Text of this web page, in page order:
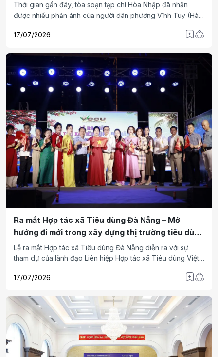
Thời gian gần đây, tòa soạn tạp chí Hòa Nhập đã nhận
được nhiều phản ánh của người dân phường Vĩnh Tuy (Hà
trên đất nông nghiệp tại khu vực Tân Khai. Các công trình
đặt ra yêu cầu tăng cường kiểm tra, xử lý vi phạm về đất
đai và trật tự xây dựng trên địa bàn.
17/07/2026
Ra mắt Hợp tác xã Tiêu dùng Đà Nẵng – Mở
hướng đi mới trong xây dựng thị trường tiêu dùng
minh bạch, bền vững
Lễ ra mắt Hợp tác xã Tiêu dùng Đà Nẵng diễn ra với sự
tham dự của lãnh đạo Liên hiệp Hợp tác xã Tiêu dùng Việt
xã, nhà sản xuất cùng đông đảo người dân trên địa bàn
17/07/2026